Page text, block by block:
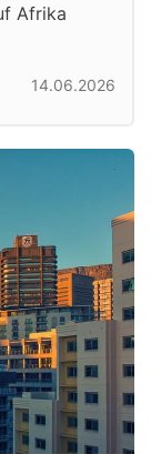
Afrika
14.06.2026